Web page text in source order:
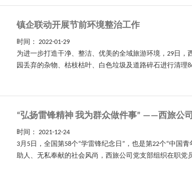
镇企联动开展节前环境整治工作
时间： 2022-01-29
为进一步打造干净、整洁、优美的全域旅游环境，29日
园丢弃的杂物、枯枝枯叶、白色垃圾及道路碎石进行清理
“弘扬雷锋精神 我为群众做件事” ——西旅公
时间： 2021-12-24
3月5日，全国第58个“学雷锋纪念日”，也是第22个“中国
助人、无私奉献的社会风尚，西旅公司党支部组织在职